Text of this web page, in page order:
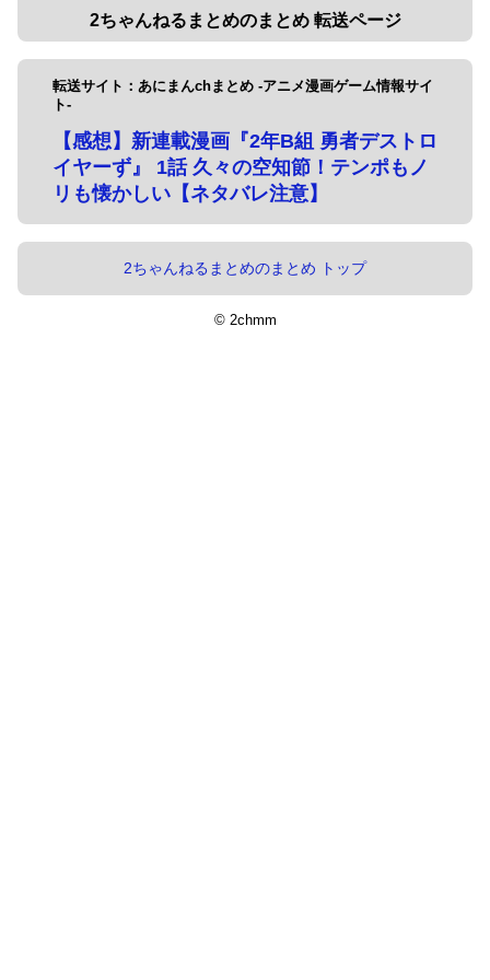
2ちゃんねるまとめのまとめ 転送ページ
転送サイト：あにまんchまとめ -アニメ漫画ゲーム情報サイ
ト-
【感想】新連載漫画『2年B組 勇者デストロ
イヤーず』 1話 久々の空知節！テンポもノ
リも懐かしい【ネタバレ注意】
2ちゃんねるまとめのまとめ トップ
© 2chmm